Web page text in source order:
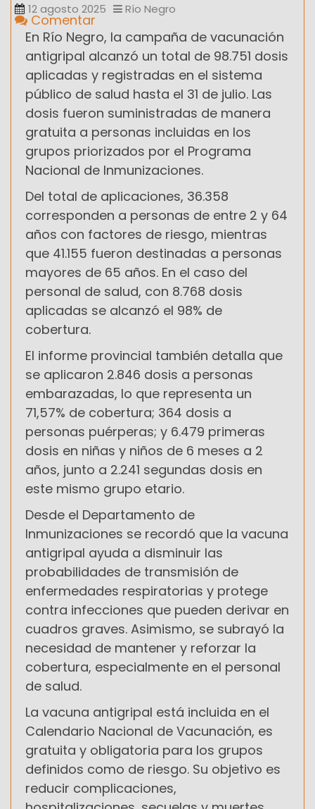
12 agosto 2025 Río Negro
Comentar
En Río Negro, la campaña de vacunación
antigripal alcanzó un total de 98.751 dosis
aplicadas y registradas en el sistema
público de salud hasta el 31 de julio. Las
dosis fueron suministradas de manera
gratuita a personas incluidas en los
grupos priorizados por el Programa
Nacional de Inmunizaciones.
Del total de aplicaciones, 36.358
corresponden a personas de entre 2 y 64
años con factores de riesgo, mientras
que 41.155 fueron destinadas a personas
mayores de 65 años. En el caso del
personal de salud, con 8.768 dosis
aplicadas se alcanzó el 98% de
cobertura.
El informe provincial también detalla que
se aplicaron 2.846 dosis a personas
embarazadas, lo que representa un
71,57% de cobertura; 364 dosis a
personas puérperas; y 6.479 primeras
dosis en niñas y niños de 6 meses a 2
años, junto a 2.241 segundas dosis en
este mismo grupo etario.
Desde el Departamento de
Inmunizaciones se recordó que la vacuna
antigripal ayuda a disminuir las
probabilidades de transmisión de
enfermedades respiratorias y protege
contra infecciones que pueden derivar en
cuadros graves. Asimismo, se subrayó la
necesidad de mantener y reforzar la
cobertura, especialmente en el personal
de salud.
La vacuna antigripal está incluida en el
Calendario Nacional de Vacunación, es
gratuita y obligatoria para los grupos
definidos como de riesgo. Su objetivo es
reducir complicaciones,